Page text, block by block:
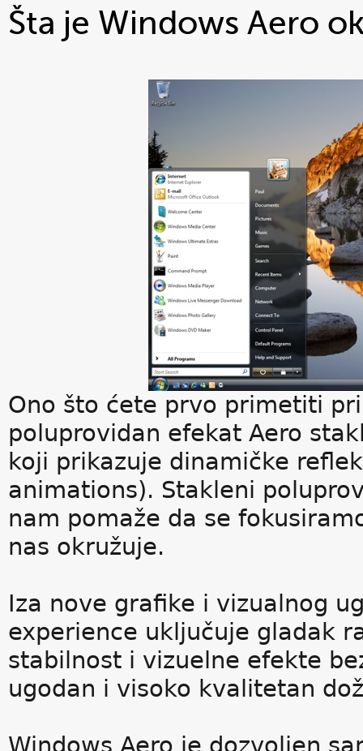
Šta je Windows Aero
Ono što ćete prvo primetiti
poluprovidan efekat Aero
koji prikazuje dinamičke
animations). Stakleni
nam pomaže da se
nas okružuje.
Iza nove grafike i vizualnog
experience uključuje gladak
stabilnost i vizuelne efekte
ugodan i visoko kvalitetan
Windows Aero je dozvoljen